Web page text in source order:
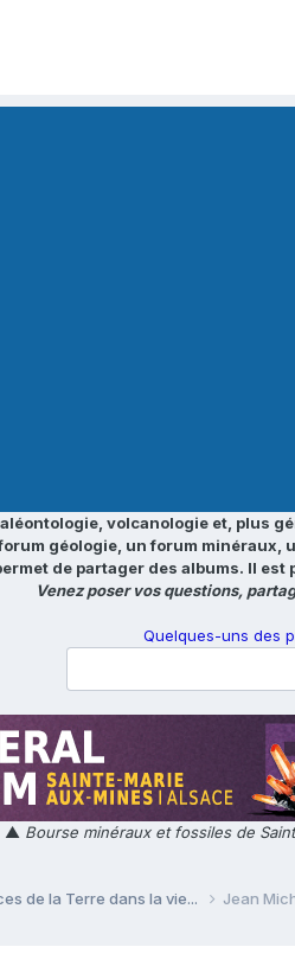
volcanologie et, plus
géologie, un forum
de partager des albums. Il
Venez poser vos questions,
Quelques-uns des
▲ Bourse minéraux et fossiles de
de la Terre dans la vie... Jean